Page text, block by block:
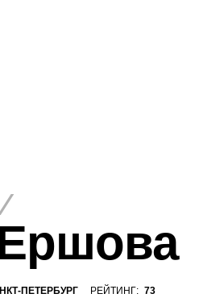
ПЕТЕРБУРГ РЕЙТИНГ: 73